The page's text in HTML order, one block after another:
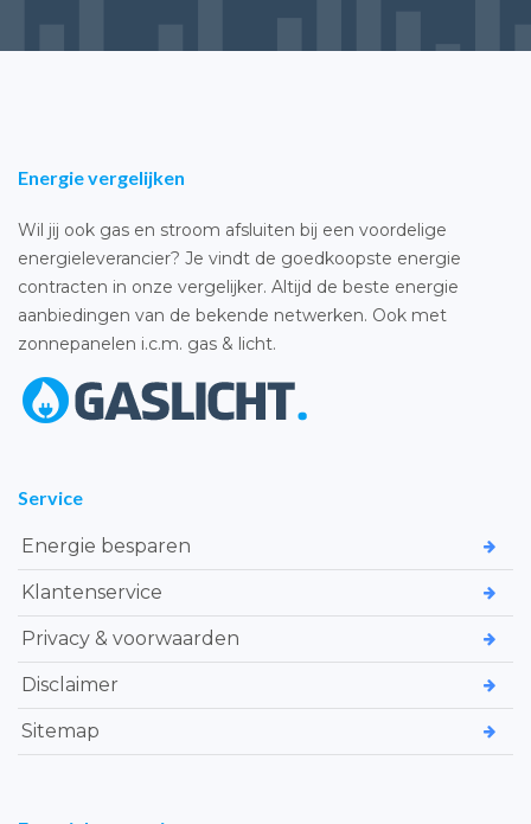
Energie vergelijken
Wil jij ook gas en stroom afsluiten bij een voordelige
energieleverancier? Je vindt de goedkoopste energie
contracten in onze vergelijker. Altijd de beste energie
aanbiedingen van de bekende netwerken. Ook met
zonnepanelen i.c.m. gas & licht.
Service
Energie besparen
Klantenservice
Privacy & voorwaarden
Disclaimer
Sitemap